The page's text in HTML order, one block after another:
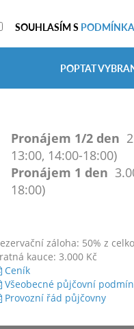
SOUHLASÍM S
POPTAT
Pronájem 1/2 den
13:00, 14:00-18:00)
Pronájem 1 den
18:00)
záloha: 50% z
kauce: 3.000 Kč
Ceník
Všeobecné půjčovní
Provozní řád půjčovny